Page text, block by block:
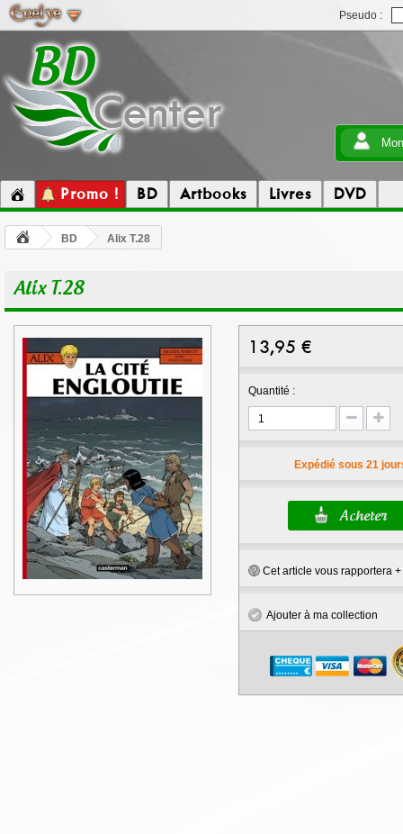
Pseudo :
Promo ! BD Artbooks Livres DVD
BD Alix T.28
Alix T.28
13,95 €
Quantité :
Expédié sous 21
Cet article vous rapportera +
Ajouter à ma collection